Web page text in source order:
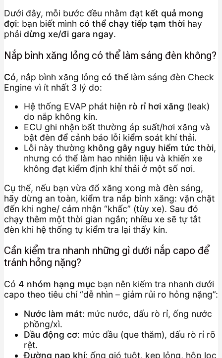
Dưới đây, mỗi bước đều nhằm đạt kết quả mong
đợi: bạn biết mình có thể chạy tiếp tạm thời hay
phải dừng xe/đi gara ngay.
Nắp bình xăng lỏng có thể làm sáng đèn không?
Có, nắp bình xăng lỏng có thể làm sáng đèn Check
Engine vì ít nhất 3 lý do:
Hệ thống EVAP phát hiện rò rỉ hơi xăng (leak)
do nắp không kín.
ECU ghi nhận bất thường áp suất/hơi xăng và
bật đèn để cảnh báo lỗi kiểm soát khí thải.
Lỗi này thường không gây nguy hiểm tức thời,
nhưng có thể làm hao nhiên liệu và khiến xe
không đạt kiểm định khí thải ở một số nơi.
Cụ thể, nếu bạn vừa đổ xăng xong mà đèn sáng,
hãy dừng an toàn, kiểm tra nắp bình xăng: vặn chặt
đến khi nghe/ cảm nhận “khấc” (tùy xe). Sau đó
chạy thêm một thời gian ngắn; nhiều xe sẽ tự tắt
đèn khi hệ thống tự kiểm tra lại thấy kín.
Cần kiểm tra nhanh những gì dưới nắp capo để
tránh hỏng nặng?
Có 4 nhóm hạng mục bạn nên kiểm tra nhanh dưới
capo theo tiêu chí “dễ nhìn – giảm rủi ro hỏng nặng”:
Nước làm mát: mức nước, dấu rò rỉ, ống nước
phồng/xì.
Dầu động cơ: mức dầu (que thăm), dấu rò rỉ rõ
rệt.
Đường nạp khí: ống gió tuột, kẹp lỏng, hộp lọc